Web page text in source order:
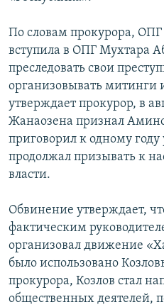
По словам прокурора,
вступила в ОПГ Мухтара
преследовать свои
организовывать митинги
утверждает прокурор, в
Жанаозена признал
приговорил к одному
продолжал призывать к
власти.
Обвинение утверждает,
фактическим
организовал движение
было использовано
прокурора, Козлов стал
общественных деятелей,